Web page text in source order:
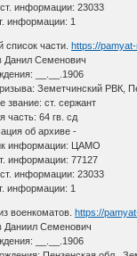
информации: 23033
информации: 1
список части.https://
Данил Семенович
__.__.1906
Земетчинский РВК,
звание: ст. сержант
часть: 64 гв. сд
об архиве -
информации: ЦАМО
информации: 77127
информации: 23033
информации: 1
военкоматов.https://
Даниил Семенович
__.__.1906